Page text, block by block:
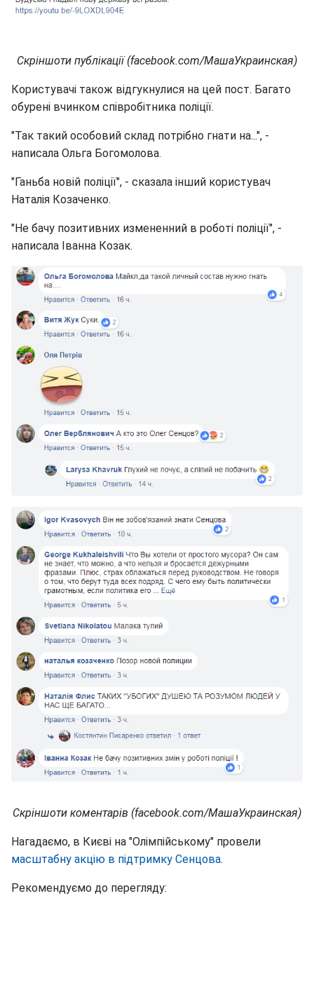
Скріншоти публікації (facebook.com/МашаУкраинская)
Користувачі також відгукнулися на цей пост. Багато
обурені вчинком співробітника поліції.
"Так такий особовий склад потрібно гнати на...", -
написала Ольга Богомолова.
"Ганьба новій поліції", - сказала інший користувач
Наталія Козаченко.
"Не бачу позитивних измененний в роботі поліції", -
написала Іванна Козак.
Скріншоти коментарів (facebook.com/МашаУкраинская)
Нагадаємо, в Києві на "Олімпійському" провели
масштабну акцію в підтримку Сенцова.
Рекомендуємо до перегляду: